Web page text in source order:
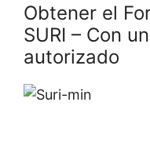
Obtener el
SURI – Con
autorizado